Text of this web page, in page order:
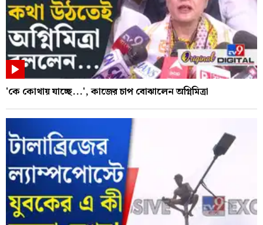
'কে কোথায় যাচ্ছে...', কাজের চাপ বোঝালেন অগ্নিমিত্রা